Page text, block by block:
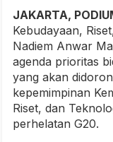
JAKARTA,
Kebudayaan,
Nadiem Anwar
agenda prioritas
yang akan
kepemimpinan
Riset, dan
perhelatan G20.